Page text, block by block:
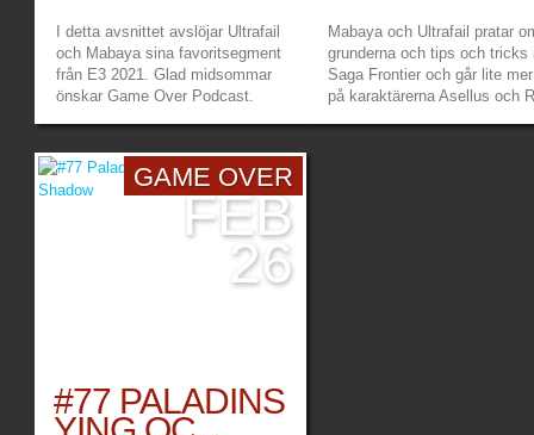
I detta avsnittet avslöjar Ultrafail
och Mabaya sina favoritsegment
från E3 2021. Glad midsommar
önskar Game Over Podcast.
Game Over Twitch –
https://www.twitch.tv/gameoverpodden
»»
Mabaya och Ultrafail pratar
grunderna och tips och tricks
Saga Frontier och går lite
på karaktärerna Asellus och
GAME OVER
FEB
26
#77 PALADINS